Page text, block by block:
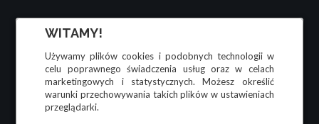
WITAMY!
Używamy plików cookies i podobnych technologii w
celu poprawnego świadczenia usług oraz w celach
marketingowych i statystycznych. Możesz określić
warunki przechowywania takich plików w ustawieniach
przeglądarki.